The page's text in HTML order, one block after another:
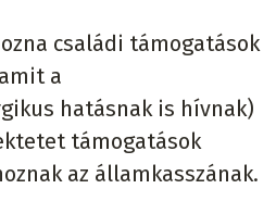
családi támogatások
a
hatásnak is hívnak)
támogatások
az államkasszának.